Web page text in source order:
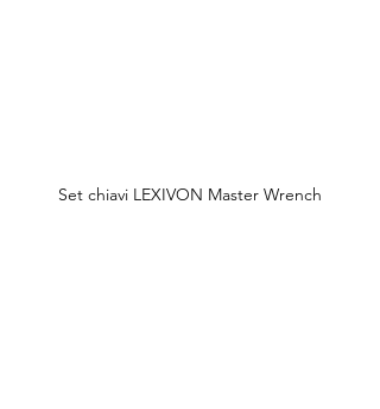
Set chiavi LEXIVON Master Wrench